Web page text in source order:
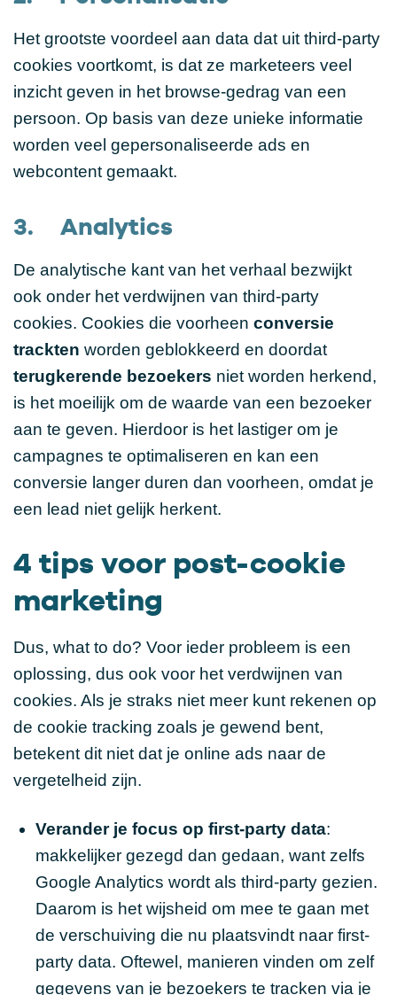
Het grootste voordeel aan data dat uit third-party
cookies voortkomt, is dat ze marketeers veel
inzicht geven in het browse-gedrag van een
persoon. Op basis van deze unieke informatie
worden veel gepersonaliseerde ads en
webcontent gemaakt.
3. Analytics
De analytische kant van het verhaal bezwijkt
ook onder het verdwijnen van third-party
cookies. Cookies die voorheen conversie
trackten worden geblokkeerd en doordat
terugkerende bezoekers niet worden herkend,
is het moeilijk om de waarde van een bezoeker
aan te geven. Hierdoor is het lastiger om je
campagnes te optimaliseren en kan een
conversie langer duren dan voorheen, omdat je
een lead niet gelijk herkent.
4 tips voor post-cookie
marketing
Dus, what to do? Voor ieder probleem is een
oplossing, dus ook voor het verdwijnen van
cookies. Als je straks niet meer kunt rekenen op
de cookie tracking zoals je gewend bent,
betekent dit niet dat je online ads naar de
vergetelheid zijn.
Verander je focus op first-party data:
makkelijker gezegd dan gedaan, want zelfs
Google Analytics wordt als third-party gezien.
Daarom is het wijsheid om mee te gaan met
de verschuiving die nu plaatsvindt naar first-
party data. Oftewel, manieren vinden om zelf
gegevens van je bezoekers te tracken via je